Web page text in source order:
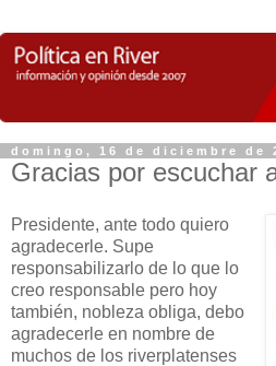
domingo, 16 de diciembre de
Gracias por escuchar
Presidente, ante todo quiero
agradecerle. Supe
responsabilizarlo de lo que lo
creo responsable pero hoy
también, nobleza obliga, debo
agradecerle en nombre de
muchos de los riverplatenses